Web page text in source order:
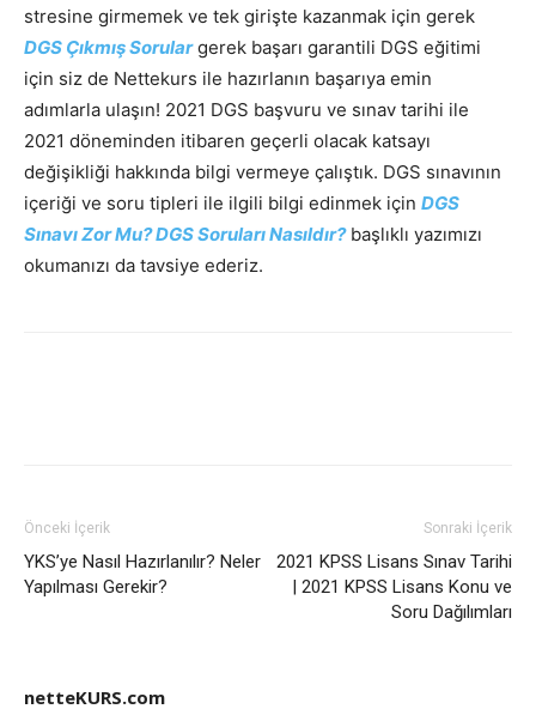
stresine girmemek ve tek girişte kazanmak için gerek
DGS Çıkmış Sorulargerek başarı garantili DGS eğitimi
için siz de Nettekurs ile hazırlanın başarıya emin
adımlarla ulaşın! 2021 DGS başvuru ve sınav tarihi ile
2021 döneminden itibaren geçerli olacak katsayı
değişikliği hakkında bilgi vermeye çalıştık. DGS sınavının
içeriği ve soru tipleri ile ilgili bilgi edinmek için DGS
Sınavı Zor Mu? DGS Soruları Nasıldır?başlıklı yazımızı
okumanızı da tavsiye ederiz.
Önceki İçerik
YKS’ye Nasıl Hazırlanılır? Neler
Yapılması Gerekir?
Sonraki İçerik
2021 KPSS Lisans Sınav Tarihi
| 2021 KPSS Lisans Konu ve
Soru Dağılımları
netteKURS.com